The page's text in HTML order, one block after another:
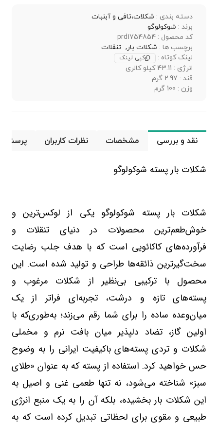
دسته بندی : شکلات،تافی و آبنبات
برند : شوکولوگو
کد محصول : prd1754854
برچسب ها : شکلات بار, تنقلات
لینک کوتاه :
کپی لینک
انرژی : 43.11 کیلو کالری
قند : 2.97 گرم
وزن : 100 گرم
نقد و بررسی مشخصات نظرات کاربران پرسش
شکلات بار پسته شوکولوگو
شکلات بار پسته شوکولوگو یکی از لوکس‌ترین و
خوش‌طعم‌ترین محصولات در دنیای تنقلات و
فرآورده‌های کاکائویی است که با هدف جلب رضایت
سخت‌گیرترین ذائقه‌ها طراحی و تولید شده است. این
محصول با ترکیبی بی‌نظیر از شکلات مرغوب و
پسته‌های تازه و درشت، تجربه‌ای فراتر از یک
میان‌وعده ساده را برای شما رقم می‌زند؛ به‌طوری‌که با
اولین گاز، تضاد دلپذیر میان بافت نرم و مخملی
شکلات و تردی پسته‌های باکیفیت ایرانی را به وضوح
حس خواهید کرد. استفاده از پسته که به عنوان «طلای
سبز» شناخته می‌شود، نه تنها طعمی غنی و اصیل به
این شکلات بار بخشیده، بلکه آن را به یک منبع انرژی
طبیعی و مقوی برای لحظاتی تبدیل کرده است که به